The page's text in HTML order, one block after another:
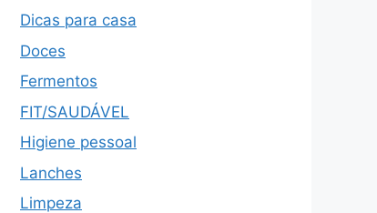
Dicas para casa
Doces
Fermentos
FIT/SAUDÁVEL
Higiene pessoal
Lanches
Limpeza